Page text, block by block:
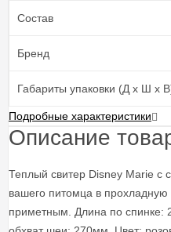
Состав
Бренд
Габариты упаковки (Д х Ш х
Подробные характеристики
Описание
Теплый свитер Disney Marie c
вашего питомца в прохладную
приметным. Длина по спинке: